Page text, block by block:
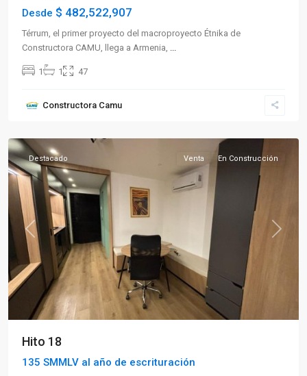
Desde $ 482,522,907
Térrum, el primer proyecto del macroproyecto Étnika de
Constructora CAMU, llega a Armenia,
1 1 47
Constructora Camu
Norte,
Previous Next
Destacado Venta En Construcción
Hito 18
135 SMMLV al año de escrituración